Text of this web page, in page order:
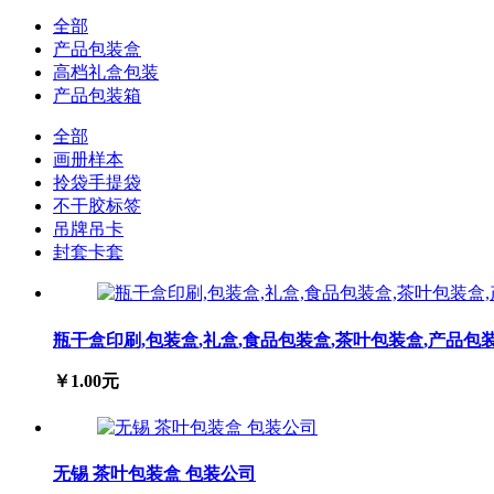
全部
产品包装盒
高档礼盒包装
产品包装箱
全部
画册样本
拎袋手提袋
不干胶标签
吊牌吊卡
封套卡套
瓶干盒印刷,包装盒,礼盒,食品包装盒,茶叶包装盒,产品包
￥1.00元
无锡 茶叶包装盒 包装公司